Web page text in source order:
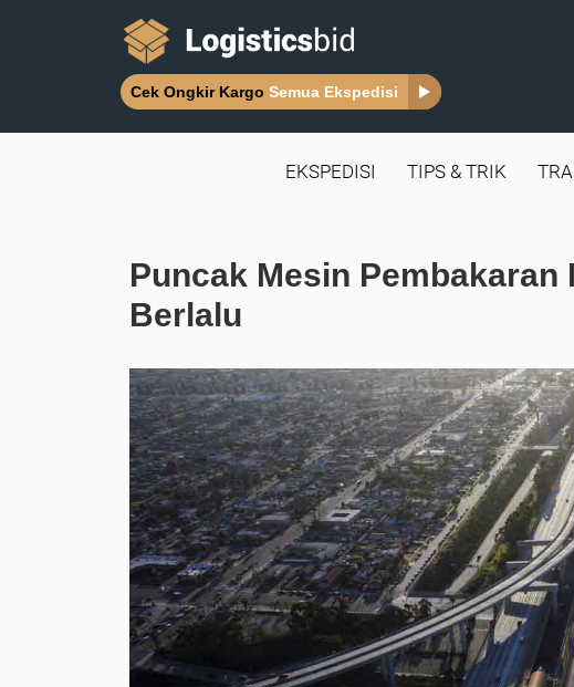
Cek Ongkir Kargo Semua Ekspedisi
EKSPEDISI TIPS & TRIK
Puncak Mesin Pembakaran
Berlalu